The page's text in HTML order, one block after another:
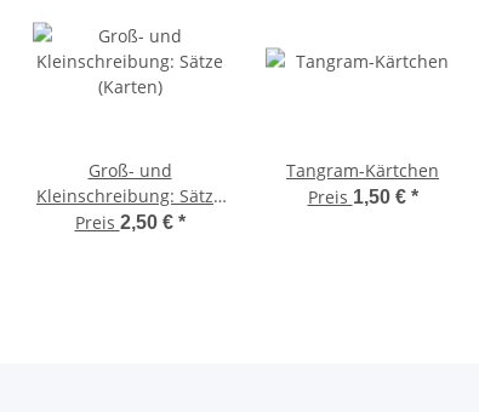
Groß- und
Kleinschreibung: Sätze
(Karten)
Preis 2,50 € *
Tangram-Kärtchen
Preis 1,50 € *